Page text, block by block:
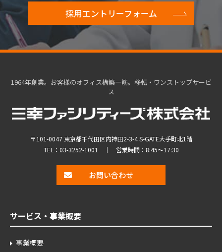
採用エントリーフォーム
1964年創業。お客様のオフィス構築一筋。移転・ワンストップサービ
ス
〒101-0047 東京都千代田区内神田2-3-4 S-GATE大手町北1階
TEL： 03-3252-1001 ｜ 営業時間：8:45～17:30
お問い合わせ
サービス・事業概要
事業概要